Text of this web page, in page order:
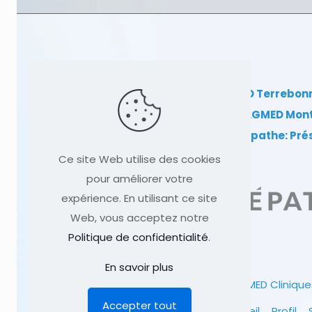
Clinique TAGMED
Clinique TAGMED
Dr Sylvain Desforges, ostéopathe:
© 1991-2026Clinique TAGMED
Ce site Web utilise des cookies
pour améliorer votre
expérience. En utilisant ce site
Web, vous acceptez notre
Politique de confidentialité.
En savoir plus
Accepter tout